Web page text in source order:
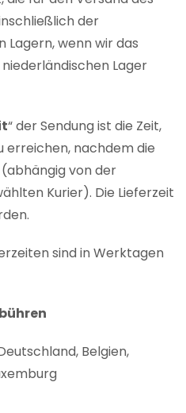
der
Lagern, wenn wir das
Lager
“ der Sendung ist die Zeit,
erreichen, nachdem die
von der
Kurier). Die Lieferzeit
sind in Werktagen
Belgien,